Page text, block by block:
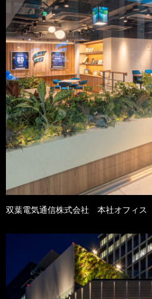
双葉電気通信株式会社 本社オフィス